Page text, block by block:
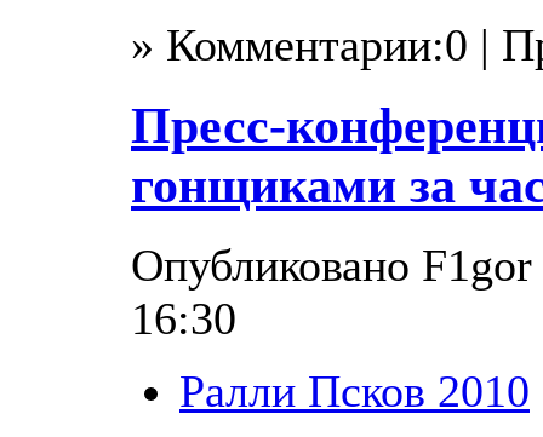
» Комментарии:0 |
Пресс-
гонщиками за
Опубликовано
16:30
Ралли Псков 2010